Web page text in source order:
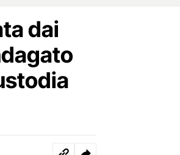
dai